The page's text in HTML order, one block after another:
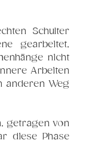
Schulter
gearbeitet,
nicht
Arbeiten
anderen Weg
getragen von
diese Phase